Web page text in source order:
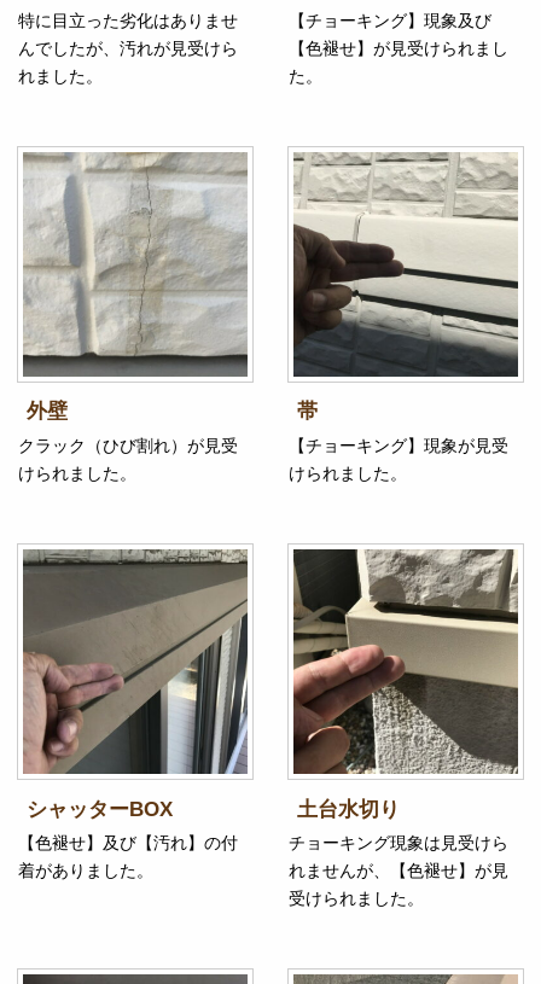
特に目立った劣化はありませ
んでしたが、汚れが見受けら
れました。
【チョーキング】現象及び
【色褪せ】が見受けられまし
た。
外壁
クラック（ひび割れ）が見受
けられました。
帯
【チョーキング】現象が見受
けられました。
シャッターBOX
【色褪せ】及び【汚れ】の付
着がありました。
土台水切り
チョーキング現象は見受けら
れませんが、【色褪せ】が見
受けられました。